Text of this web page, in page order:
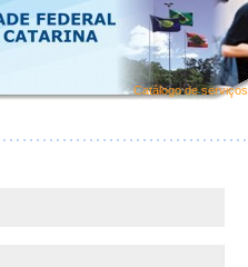
Catálogo de serviços